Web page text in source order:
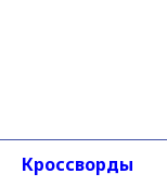
Кроссворды